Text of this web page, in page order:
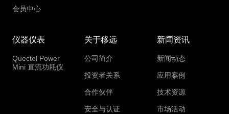
会员中心
仪器仪表
Quectel Power
Mini 直流功耗仪
关于移远
公司简介
投资者关系
合作伙伴
安全与认证
新闻资讯
新闻动态
应用案例
技术资源
市场活动